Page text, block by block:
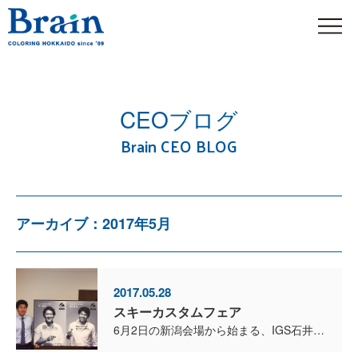
CEOブログ
Brain CEO BLOG
アーカイブ：2017年5月
2017.05.28
スキーカスタムフェア
6月2日の新潟会場から始まる、IGS石井スポーツグループ・スキーカスタムフェアに、ステルステックのブースを置かせていただくことになりました。 興味のあるスキーヤーの方は、是非ご覧になってください...